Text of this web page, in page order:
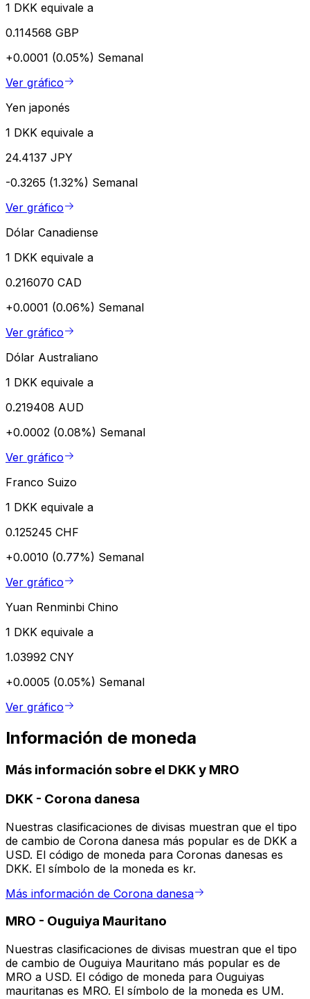
1 DKK equivale a
0.114568 GBP
+0.0001 (0.05%) Semanal
Ver gráfico
Yen japonés
1 DKK equivale a
24.4137 JPY
-0.3265 (1.32%) Semanal
Ver gráfico
Dólar Canadiense
1 DKK equivale a
0.216070 CAD
+0.0001 (0.06%) Semanal
Ver gráfico
Dólar Australiano
1 DKK equivale a
0.219408 AUD
+0.0002 (0.08%) Semanal
Ver gráfico
Franco Suizo
1 DKK equivale a
0.125245 CHF
+0.0010 (0.77%) Semanal
Ver gráfico
Yuan Renminbi Chino
1 DKK equivale a
1.03992 CNY
+0.0005 (0.05%) Semanal
Ver gráfico
Información de moneda
Más información sobre el DKK y MRO
DKK - Corona danesa
Nuestras clasificaciones de divisas muestran que el tipo
de cambio de Corona danesa más popular es de DKK a
USD. El código de moneda para Coronas danesas es
DKK. El símbolo de la moneda es kr.
Más información de Corona danesa
MRO - Ouguiya Mauritano
Nuestras clasificaciones de divisas muestran que el tipo
de cambio de Ouguiya Mauritano más popular es de
MRO a USD. El código de moneda para Ouguiyas
mauritanas es MRO. El símbolo de la moneda es UM.